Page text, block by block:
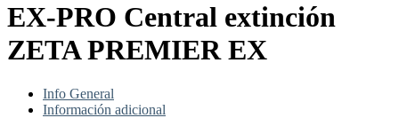
EX-PRO Central extinción
ZETA PREMIER EX
Info General
Información adicional